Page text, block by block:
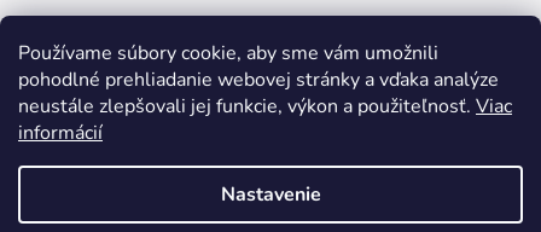
Používame súbory cookie, aby sme vám umožnili
pohodlné prehliadanie webovej stránky a vďaka analýze
neustále zlepšovali jej funkcie, výkon a použiteľnosť. Viac
informácií
Nastavenie
Instagram Facebook